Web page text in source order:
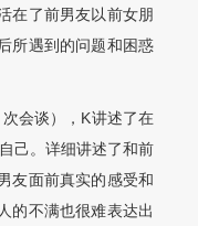
在了前男友以前女朋
所遇到的问题和困惑
会谈），K讲述了在
己。详细讲述了和前
友面前真实的感受和
的不满也很难表达出